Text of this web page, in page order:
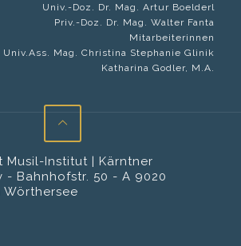
Univ.-Doz. Dr. Mag. Artur Boelderl
Priv.-Doz. Dr. Mag. Walter Fanta
Mitarbeiterinnen
Univ.Ass. Mag. Christina Stephanie Glinik
Katharina Godler, M.A.
Musil-Institut | Kärntner
- Bahnhofstr. 50 - A 9020